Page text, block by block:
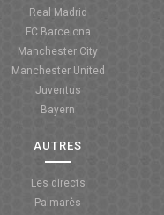
Real Madrid
FC Barcelona
Manchester City
Manchester United
Juventus
Bayern
AUTRES
Les directs
Palmarès